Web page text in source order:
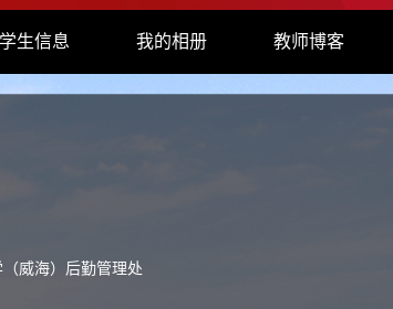
学生信息 我的相册 教师博客
威海）后勤管理处